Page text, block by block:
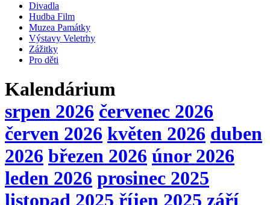
Divadla
Hudba Film
Muzea Památky
Výstavy Veletrhy
Zážitky
Pro děti
Kalendárium
srpen 2026 červenec 2026
červen 2026 květen 2026 duben
2026 březen 2026 únor 2026
leden 2026 prosinec 2025
listopad 2025 říjen 2025 září